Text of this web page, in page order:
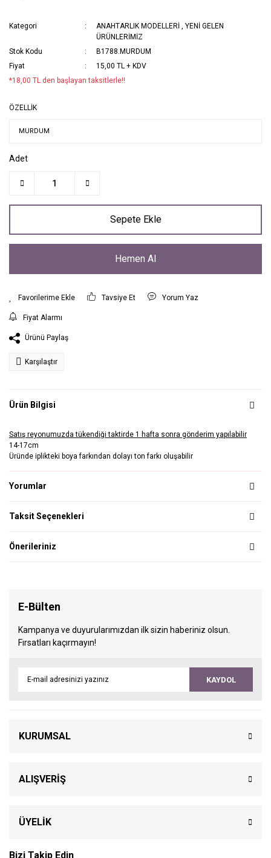
Kategori ANAHTARLIK MODELLERİ ,YENİ GELEN
ÜRÜNLERİMİZ
Stok Kodu
B1788.MURDUM
Fiyat
15,00 TL + KDV
*18,00 TL den başlayan taksitlerle!!
ÖZELLİK
Adet
Sepete Ekle
Hemen Al
Tavsiye Et Yorum Yaz
Fiyat Alarmı
Ürünü Paylaş
Karşılaştır
Ürün Bilgisi
Satış reyonumuzda tükendiği taktirde 1 hafta sonra gönderim yapılabilir
14-17cm
Üründe iplikteki boya farkından dolayı ton farkı oluşabilir
Yorumlar
Taksit Seçenekleri
Önerileriniz
E-Bülten
Kampanya ve duyurularımızdan ilk sizin haberiniz olsun.
Fırsatları kaçırmayın!
KAYDOL
KURUMSAL
ALIŞVERİŞ
ÜYELİK
Bizi Takip Edin